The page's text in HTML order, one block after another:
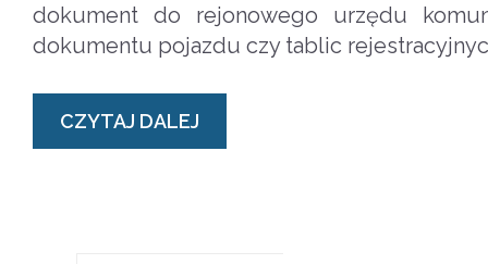
dokument do rejonowego urzędu
dokumentu pojazdu czy tablic
CZYTAJ DALEJ